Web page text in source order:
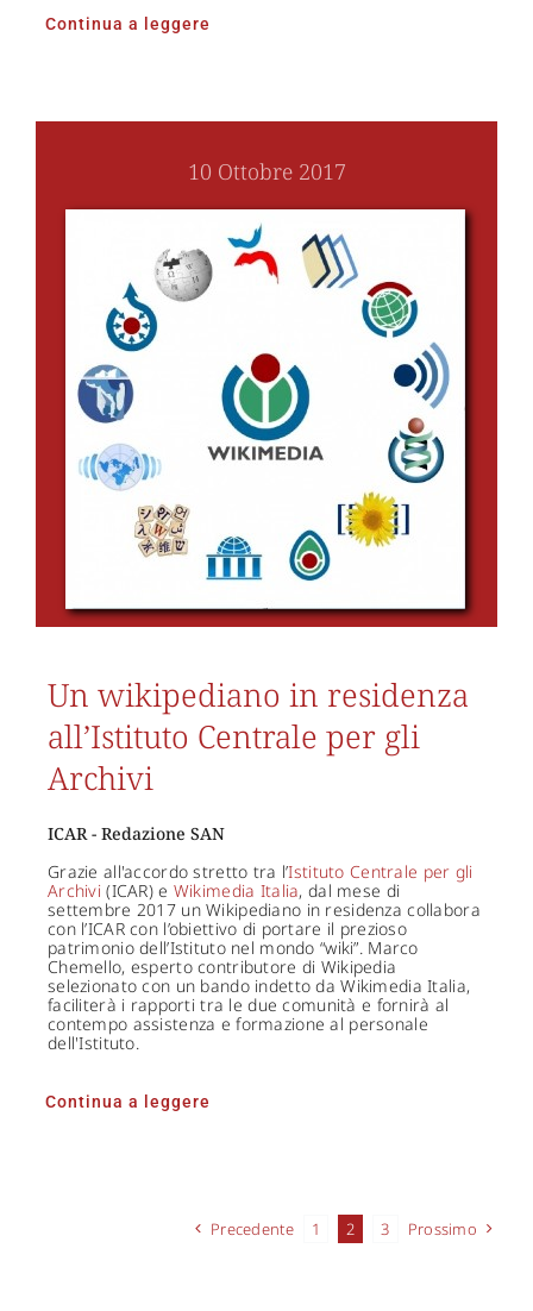
Continua a leggere
10 Ottobre 2017
Un wikipediano in residenza
all’Istituto Centrale per gli
Archivi
ICAR - Redazione SAN
Grazie all'accordo stretto tra l’Istituto Centrale per gli
Archivi (ICAR) e Wikimedia Italia, dal mese di
settembre 2017 un Wikipediano in residenza collabora
con l’ICAR con l’obiettivo di portare il prezioso
patrimonio dell’Istituto nel mondo “wiki”. Marco
Chemello, esperto contributore di Wikipedia
selezionato con un bando indetto da Wikimedia Italia,
faciliterà i rapporti tra le due comunità e fornirà al
contempo assistenza e formazione al personale
dell'Istituto.
Continua a leggere
Precedente 1 2 3 Prossimo